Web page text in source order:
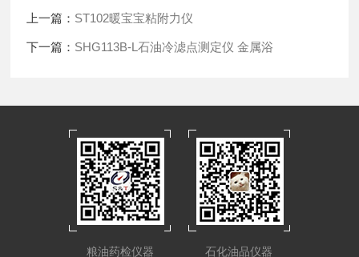
上一篇： ST102暖宝宝粘附力仪
下一篇： SHG113B-L石油冷滤点测定仪 金属浴
粮油药检仪器 石化油品仪器